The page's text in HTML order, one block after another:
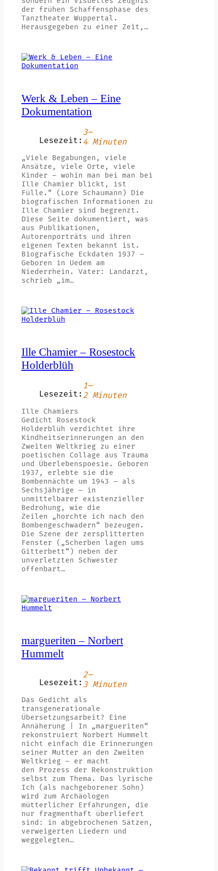
der frühen Schaffensphase des
Tanztheater Wuppertal.
Herausgegeben zu einer Zeit,…
Werk & Leben – Eine
Dokumentation
Lesezeit:
3–
4 Minuten
„Viele Begabungen, viele
Ansätze, viele Orte, viele
Kinder – wohin man bei man bei
Ille Chamier blickt, ist
Fülle.“ (Lore Schaumann) Die
biografischen Informationen zu
Ille Chamier sind begrenzt.
Diese Seite dokumentiert, was
aus Publikationen,
Autorenporträts und ihren
eigenen Texten bekannt ist.
Biografische Eckdaten 1937 –
Geboren in Uedem am
Niederrhein. Vater: Landarzt,
schrieb „im…
Ille Chamier – Rosestock
Holderblüh
Lesezeit:
1–
2 Minuten
Ille Chamiers
Gedicht Rosestock
Holderblüh verdichtet ihre
Kindheitserinnerungen an den
Zweiten Weltkrieg zu einer
poetischen Collage aus Trauma
und Überlebenspoesie. Geboren
1937, erlebte sie die
Bombennächte um 1943 – als
Sechsjährige – in
unmittelbarer existenzieller
Bedrohung, wie die
Zeilen „horchte ich nach den
Bombengeschwadern“ bezeugen.
Die Szene der zersplitterten
Fenster („Scherben lagen ums
Gitterbett“) neben der
unverletzten Schwester
offenbart…
margueriten – Norbert
Hummelt
Lesezeit:
2–
3 Minuten
Das Gedicht als
transgenerationale
Übersetzungsarbeit? Eine
Annäherung | In „margueriten“
rekonstruiert Norbert Hummelt
nicht einfach die Erinnerungen
seiner Mutter an den Zweiten
Weltkrieg – er macht
den Prozess der Rekonstruktion
selbst zum Thema. Das lyrische
Ich (als nachgeborener Sohn)
wird zum Archäologen
mütterlicher Erfahrungen, die
nur fragmenthaft überliefert
sind: in abgebrochenen Sätzen,
verweigerten Liedern und
weggelegten…